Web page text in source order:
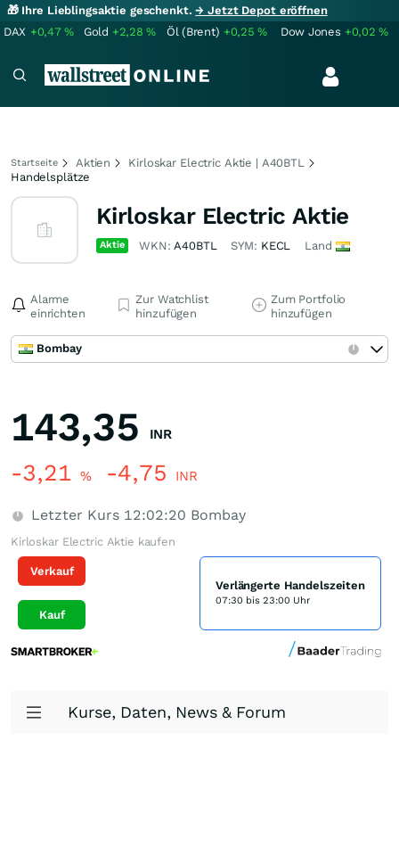
🎁 Ihre Lieblingsaktie geschenkt.→ Jetzt Depot eröffnen
DAX +0,47% Gold +2,28% Öl (Brent) +0,25% Dow Jones +0,02%
Startseite Aktien
Kirloskar Electric Aktie | A40BTL
Handelsplätze
Kirloskar Electric Aktie
Aktie WKN:A40BTL SYM: KECL Land
Alarme
einrichten
Zur Watchlist
hinzufügen
Zum Portfolio
hinzufügen
Bombay
143,35 INR
-3,21 % -4,75 INR
Letzter Kurs 12:02:20 Bombay
Kirloskar Electric Aktie kaufen
Verkauf
Kauf
Verlängerte Handelszeiten
07:30 bis 23:00 Uhr
Kurse, Daten, News & Forum